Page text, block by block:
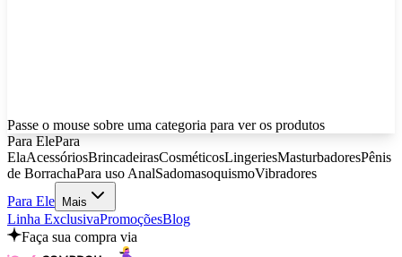
Passe o mouse sobre uma categoria para ver os produtos
Para ElePara
ElaAcessóriosBrincadeirasCosméticosLingeriesMasturbadoresPênis
de BorrachaPara uso AnalSadomasoquismoVibradores
Para Ele
Mais
Linha ExclusivaPromoçõesBlog
Faça sua compra via